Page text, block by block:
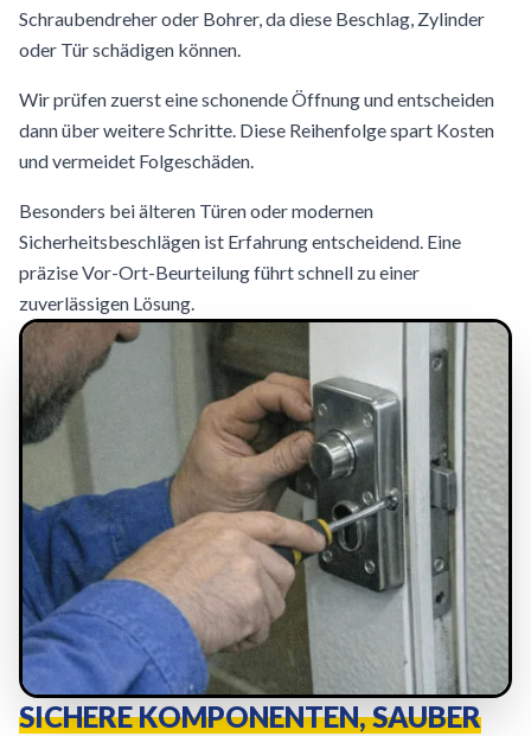
Schraubendreher oder Bohrer, da diese Beschlag, Zylinder
oder Tür schädigen können.
Wir prüfen zuerst eine schonende Öffnung und entscheiden
dann über weitere Schritte. Diese Reihenfolge spart Kosten
und vermeidet Folgeschäden.
Besonders bei älteren Türen oder modernen
Sicherheitsbeschlägen ist Erfahrung entscheidend. Eine
präzise Vor-Ort-Beurteilung führt schnell zu einer
zuverlässigen Lösung.
SICHERE KOMPONENTEN, SAUBER